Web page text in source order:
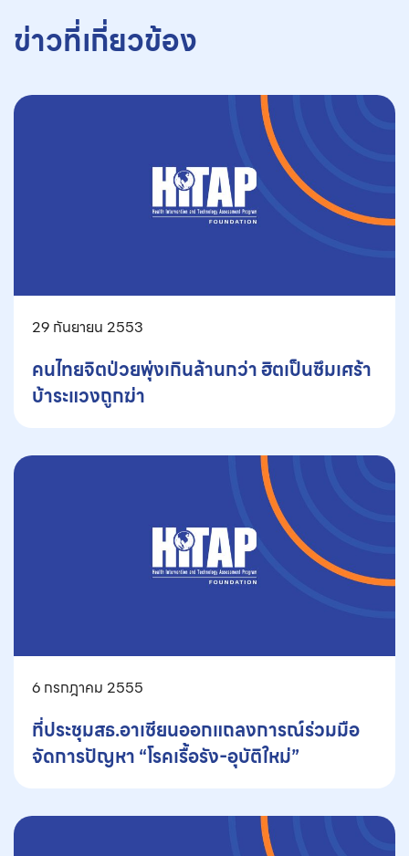
ข่าวที่เกี่ยวข้อง
29 กันยายน 2553
คนไทยจิตป่วยพุ่งเกินล้านกว่า ฮิตเป็นซึมเศร้า
บ้าระแวงถูกฆ่า
6 กรกฎาคม 2555
ที่ประชุมสธ.อาเซียนออกแถลงการณ์ร่วมมือ
จัดการปัญหา “โรคเรื้อรัง-อุบัติใหม่”